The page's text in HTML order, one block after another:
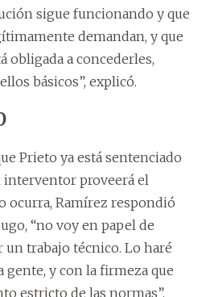
sigue funcionando y que
demandan, y que
obligada a concederles,
básicos”, explicó.
Prieto ya está sentenciado
proveerá el
ocurra, Ramírez respondió
“no voy en papel de
un trabajo técnico. Lo haré
gente, y con la firmeza que
estricto de las normas”.